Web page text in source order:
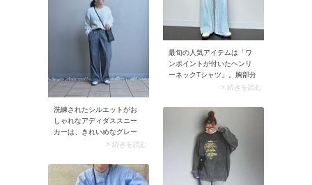
なり、涼しく過ごせます。
最旬の人気アイテムは「ワ
ンポイントが付いたヘンリ
ーネックTシャツ」。胸部分
に施された刺しゅうやロゴ
タイリングがこなれ見え。
シンプルなワンツーコーデ
がおしゃれに決まります
> 続きを読む
洗練されたシルエットがお
しゃれなアディダススニー
カーは、きれいめなグレー
ワイドパンツに合わせて都
しんでも素敵！ 主張しすぎ
ないアディダススニーカー
> 続きを読む